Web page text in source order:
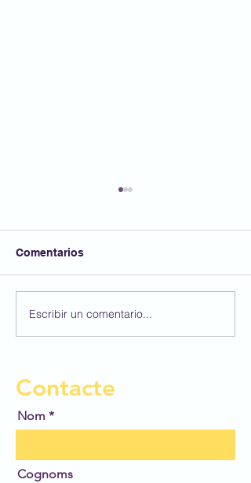
Comentarios
Escribir un comentario...
Contacte
Nom
Cognoms